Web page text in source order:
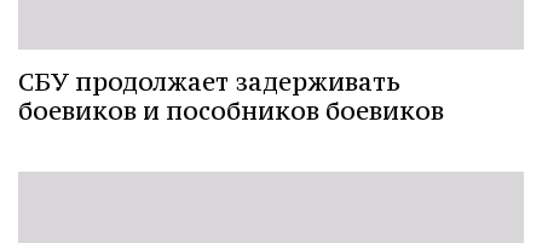
СБУ продолжает задерживать
боевиков и пособников боевиков